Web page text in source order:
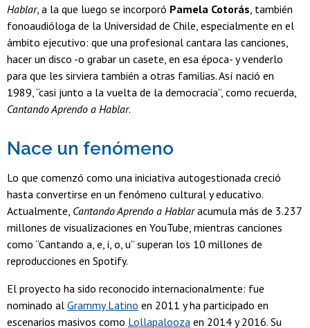
Hablar, a la que luego se incorporó Pamela Cotorás , también
fonoaudióloga de la Universidad de Chile, especialmente en el
ámbito ejecutivo: que una profesional cantara las canciones,
hacer un disco -o grabar un casete, en esa época- y venderlo
para que les sirviera también a otras familias. Así nació en
1989, “casi junto a la vuelta de la democracia”, como recuerda,
Cantando Aprendo a Hablar.
Nace un fenómeno
Lo que comenzó como una iniciativa autogestionada creció
hasta convertirse en un fenómeno cultural y educativo.
Actualmente, Cantando Aprendo a Hablaracumula más de 3.237
millones de visualizaciones en YouTube, mientras canciones
como “Cantando a, e, i, o, u” superan los 10 millones de
reproducciones en Spotify.
El proyecto ha sido reconocido internacionalmente: fue
nominado al Grammy Latino en 2011 y ha participado en
escenarios masivos como Lollapalooza en 2014 y 2016. Su